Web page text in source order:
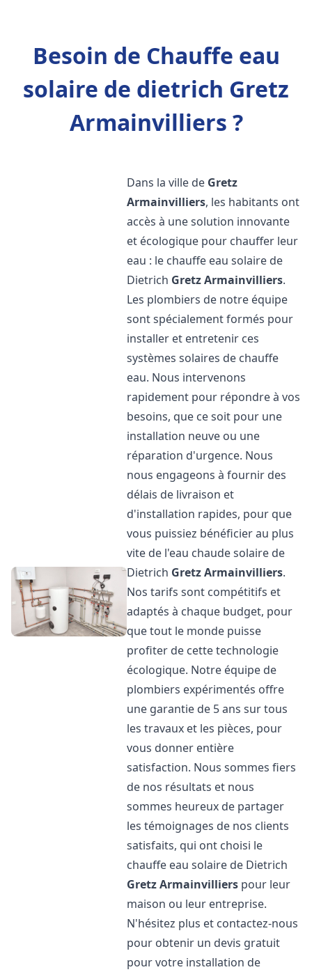
Besoin de Chauffe eau
solaire de dietrich Gretz
Armainvilliers ?
Dans la ville de Gretz
Armainvilliers, les habitants ont
accès à une solution innovante
et écologique pour chauffer leur
eau : le chauffe eau solaire de
Dietrich Gretz Armainvilliers.
Les plombiers de notre équipe
sont spécialement formés pour
installer et entretenir ces
systèmes solaires de chauffe
eau. Nous intervenons
rapidement pour répondre à vos
besoins, que ce soit pour une
installation neuve ou une
réparation d'urgence. Nous
nous engageons à fournir des
délais de livraison et
d'installation rapides, pour que
vous puissiez bénéficier au plus
vite de l'eau chaude solaire de
Dietrich Gretz Armainvilliers.
Nos tarifs sont compétitifs et
adaptés à chaque budget, pour
que tout le monde puisse
profiter de cette technologie
écologique. Notre équipe de
plombiers expérimentés offre
une garantie de 5 ans sur tous
les travaux et les pièces, pour
vous donner entière
satisfaction. Nous sommes fiers
de nos résultats et nous
sommes heureux de partager
les témoignages de nos clients
satisfaits, qui ont choisi le
chauffe eau solaire de Dietrich
Gretz Armainvilliers pour leur
maison ou leur entreprise.
N'hésitez plus et contactez-nous
pour obtenir un devis gratuit
pour votre installation de